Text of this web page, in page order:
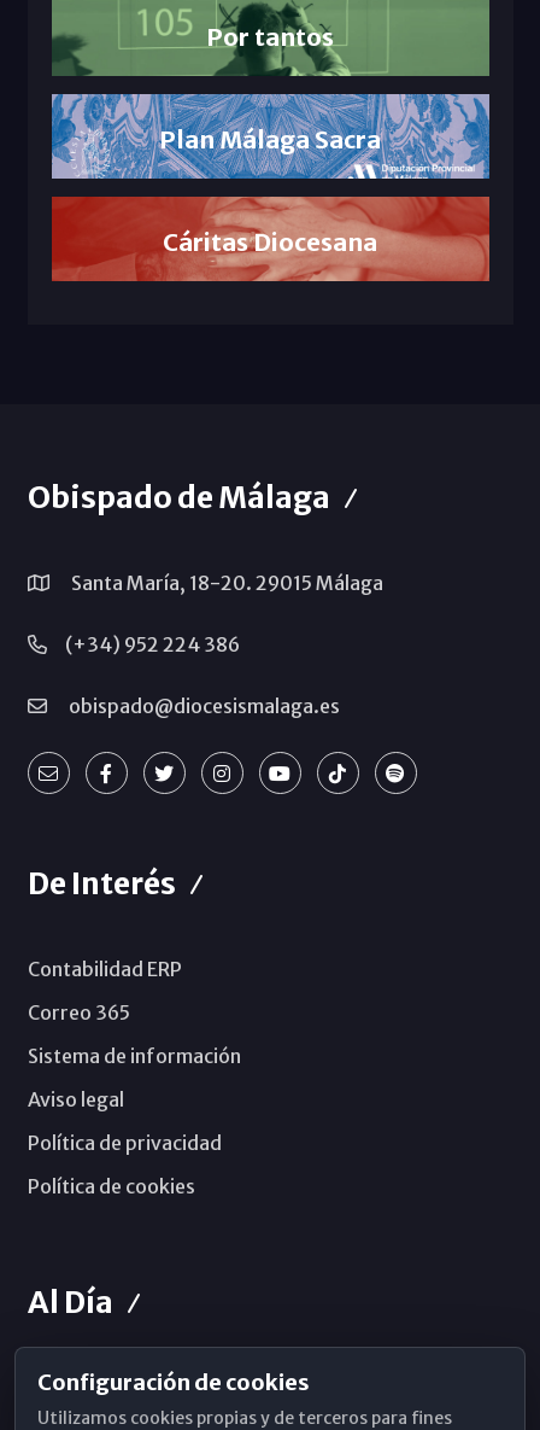
Por tantos
Plan Málaga Sacra
Cáritas Diocesana
Obispado de Málaga
Santa María, 18-20. 29015 Málaga
(+34) 952 224 386
obispado@diocesismalaga.es
De Interés
Contabilidad ERP
Correo 365
Sistema de información
Aviso legal
Política de privacidad
Política de cookies
Al Día
Horarios de Misa
Configuración de cookies
Utilizamos cookies propias y de terceros para fines